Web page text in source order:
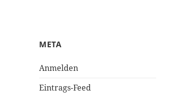
META
Anmelden
Eintrags-Feed